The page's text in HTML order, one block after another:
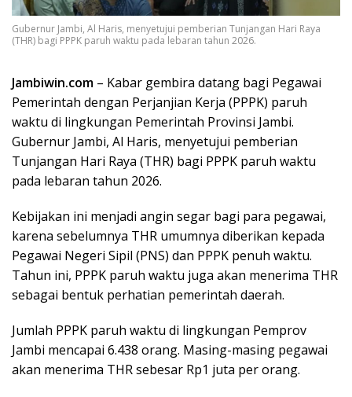
Gubernur Jambi, Al Haris, menyetujui pemberian Tunjangan Hari Raya
(THR) bagi PPPK paruh waktu pada lebaran tahun 2026.
Jambiwin.com – Kabar gembira datang bagi Pegawai
Pemerintah dengan Perjanjian Kerja (PPPK) paruh
waktu di lingkungan Pemerintah Provinsi Jambi.
Gubernur Jambi, Al Haris, menyetujui pemberian
Tunjangan Hari Raya (THR) bagi PPPK paruh waktu
pada lebaran tahun 2026.
Kebijakan ini menjadi angin segar bagi para pegawai,
karena sebelumnya THR umumnya diberikan kepada
Pegawai Negeri Sipil (PNS) dan PPPK penuh waktu.
Tahun ini, PPPK paruh waktu juga akan menerima THR
sebagai bentuk perhatian pemerintah daerah.
Jumlah PPPK paruh waktu di lingkungan Pemprov
Jambi mencapai 6.438 orang. Masing-masing pegawai
akan menerima THR sebesar Rp1 juta per orang.